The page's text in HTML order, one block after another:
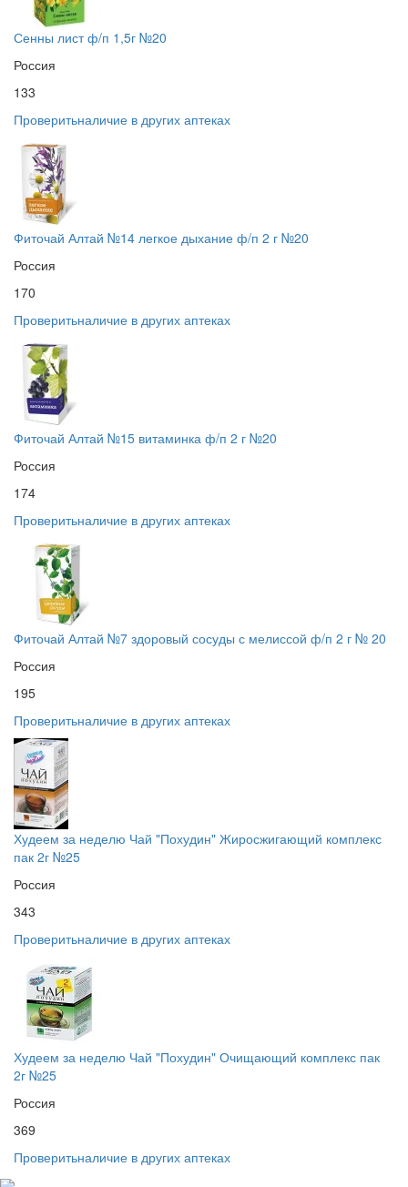
Сенны лист ф/п 1,5г №20
Россия
133
Проверитьналичие в других аптеках
Фиточай Алтай №14 легкое дыхание ф/п 2 г №20
Россия
170
Проверитьналичие в других аптеках
Фиточай Алтай №15 витаминка ф/п 2 г №20
Россия
174
Проверитьналичие в других аптеках
Фиточай Алтай №7 здоровый сосуды с мелиссой ф/п 2 г № 20
Россия
195
Проверитьналичие в других аптеках
Худеем за неделю Чай "Похудин" Жиросжигающий комплекс
пак 2г №25
Россия
343
Проверитьналичие в других аптеках
Худеем за неделю Чай "Похудин" Очищающий комплекс пак
2г №25
Россия
369
Проверитьналичие в других аптеках